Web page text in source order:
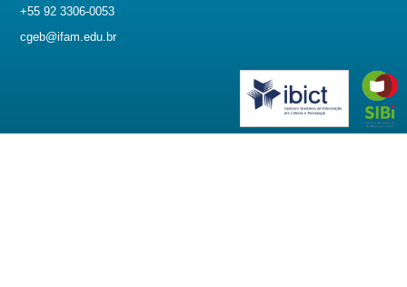
+55 92 3306-0053
cgeb@ifam.edu.br